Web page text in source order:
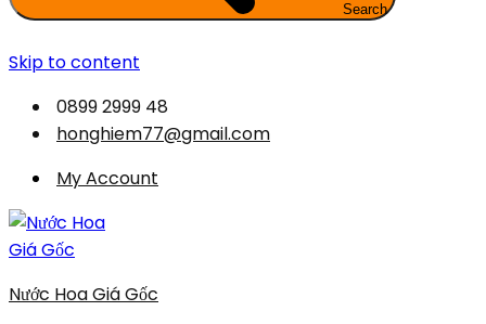
Search
Skip to content
0899 2999 48
honghiem77@gmail.com
My Account
Nước Hoa Giá Gốc